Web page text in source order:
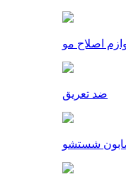
اصلاح مو
ضد تعریق
شستشو